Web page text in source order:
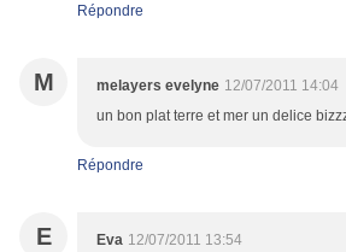
Répondre
M melayers evelyne 12/07/2011 14:04
un bon plat terre et mer un delice
Répondre
E Eva 12/07/2011 13:54